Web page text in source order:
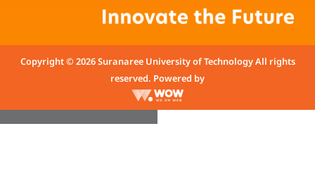
Copyright © 2026 Suranaree University of Technology All rights
reserved. Powered by